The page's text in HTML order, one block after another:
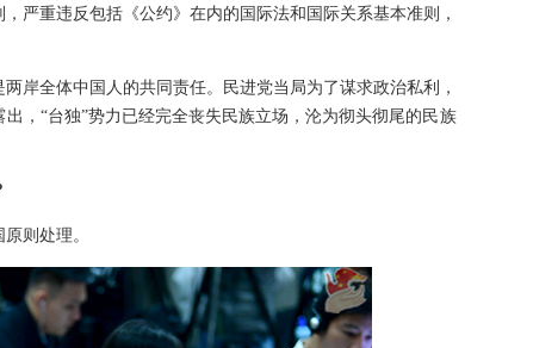
严重违反包括《公约》在内的国际法和国际关系基本准则，
岸全体中国人的共同责任。民进党当局为了谋求政治私利，
，“台独”势力已经完全丧失民族立场，沦为彻头彻尾的民族
则处理。